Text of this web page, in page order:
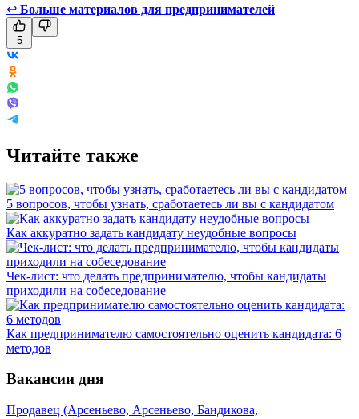
↩ Больше материалов для предпринимателей
5
Читайте также
5 вопросов, чтобы узнать, сработаетесь ли вы с кандидатом
Как аккуратно задать кандидату неудобные вопросы
Чек-лист: что делать предпринимателю, чтобы кандидаты
приходили на собеседование
Как предпринимателю самостоятельно оценить кандидата: 6
методов
Вакансии дня
Продавец (Арсеньево, Арсеньево, Бандикова,